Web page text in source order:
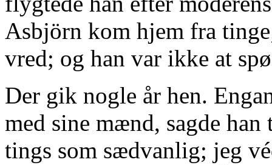
Asbjörn kom hjem fra
vred; og han var ikke at
Der gik nogle år hen.
med sine mænd, sagde
tings som sædvanlig; jeg